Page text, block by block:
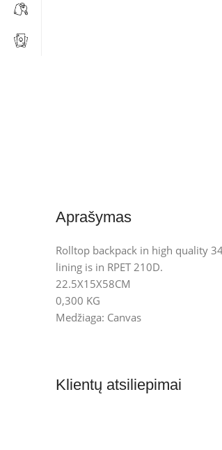
Aprašymas
Rolltop backpack in high quality
lining is in RPET 210D.
22.5X15X58CM
0,300 KG
Medžiaga: Canvas
Klientų atsiliepimai